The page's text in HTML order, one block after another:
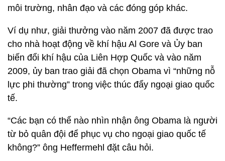
môi trường, nhân đạo và các đóng góp khác.
Ví dụ như, giải thưởng vào năm 2007 đã được trao
cho nhà hoạt động về khí hậu Al Gore và Ủy ban
biến đổi khí hậu của Liên Hợp Quốc và vào năm
2009, ủy ban trao giải đã chọn Obama vì “những nỗ
lực phi thường” trong việc thúc đẩy ngoại giao quốc
tế.
“Các bạn có thể nào nhìn nhận ông Obama là người
từ bỏ quân đội để phục vụ cho ngoại giao quốc tế
không?” ông Heffermehl đặt câu hỏi.